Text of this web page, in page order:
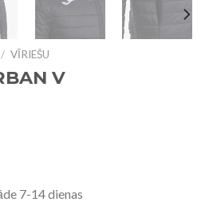
/ VĪRIEŠU
V
7-14 dienas